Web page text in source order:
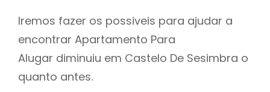
Iremos fazer os possiveis para ajudar a
encontrar Apartamento Para
Alugar diminuiu em Castelo De Sesimbra o
quanto antes.